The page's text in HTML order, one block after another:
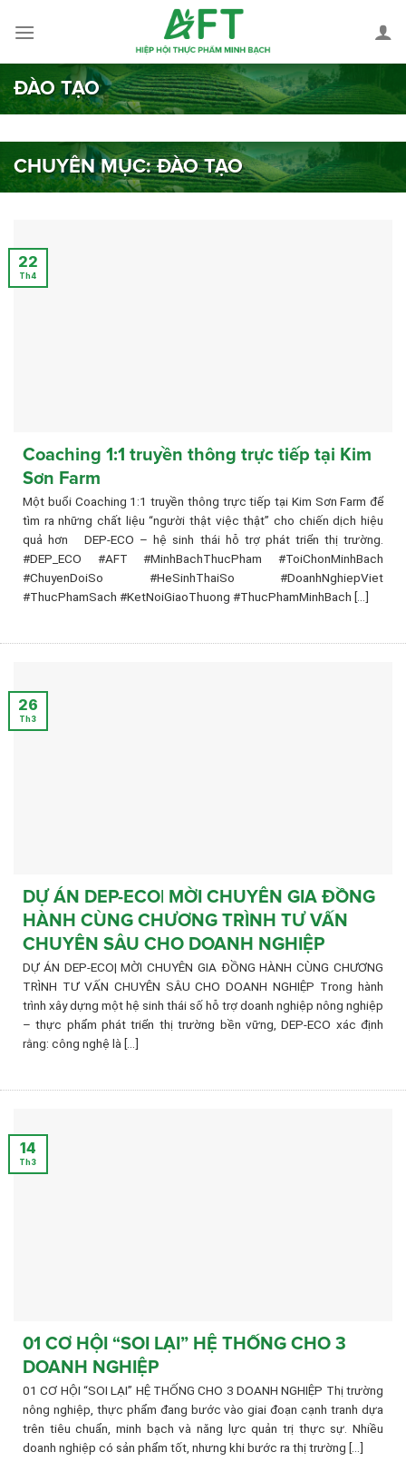
ĐÀO TẠO
CHUYÊN MỤC:ĐÀO TẠO
Coaching 1:1 truyền thông trực tiếp tại Kim
Sơn Farm
Một buổi Coaching 1:1 truyền thông trực tiếp tại Kim Sơn Farm để
tìm ra những chất liệu “người thật việc thật” cho chiến dịch hiệu
quả hơn DEP-ECO – hệ sinh thái hỗ trợ phát triển thị trường.
#DEP_ECO #AFT #MinhBachThucPham #ToiChonMinhBach
#ChuyenDoiSo #HeSinhThaiSo #DoanhNghiepViet
#ThucPhamSach #KetNoiGiaoThuong #ThucPhamMinhBach [...]
22
Th4
DỰ ÁN DEP-ECO| MỜI CHUYÊN GIA ĐỒNG
HÀNH CÙNG CHƯƠNG TRÌNH TƯ VẤN
CHUYÊN SÂU CHO DOANH NGHIỆP
DỰ ÁN DEP-ECO| MỜI CHUYÊN GIA ĐỒNG HÀNH CÙNG CHƯƠNG
TRÌNH TƯ VẤN CHUYÊN SÂU CHO DOANH NGHIỆP Trong hành
trình xây dựng một hệ sinh thái số hỗ trợ doanh nghiệp nông nghiệp
– thực phẩm phát triển thị trường bền vững, DEP-ECO xác định
rằng: công nghệ là [...]
26
Th3
01 CƠ HỘI “SOI LẠI” HỆ THỐNG CHO 3
DOANH NGHIỆP
01 CƠ HỘI “SOI LẠI” HỆ THỐNG CHO 3 DOANH NGHIỆP Thị trường
nông nghiệp, thực phẩm đang bước vào giai đoạn cạnh tranh dựa
trên tiêu chuẩn, minh bạch và năng lực quản trị thực sự. Nhiều
doanh nghiệp có sản phẩm tốt, nhưng khi bước ra thị trường [...]
14
Th3